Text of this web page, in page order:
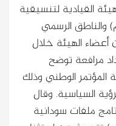
القيادية لتنسيقية
والناطق الرسمي
الهيئة خلال
مرافعة توضح
المؤتمر الوطني وذلك
السياسية. وقال
ملفات سودانية